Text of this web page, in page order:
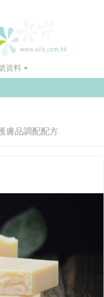
資料
膚品調配配方